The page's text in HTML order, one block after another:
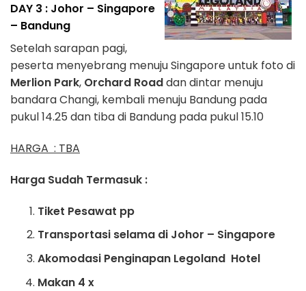
DAY 3 : Johor – Singapore
– Bandung
Setelah sarapan pagi,
peserta menyebrang menuju Singapore untuk foto di
Merlion Park, Orchard Roaddan dintar menuju
bandara Changi, kembali menuju Bandung pada
pukul 14.25 dan tiba di Bandung pada pukul 15.10
HARGA : TBA
Harga Sudah Termasuk :
Tiket Pesawat pp
Transportasi selama di Johor – Singapore
Akomodasi Penginapan Legoland Hotel
Makan 4 x